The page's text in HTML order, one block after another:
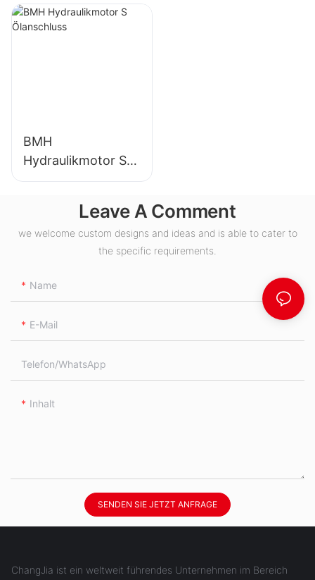
BMH
Hydraulikmotor S
Ölanschluss
Leave A Comment
we welcome custom designs and ideas and is able to cater to
the specific requirements.
Name
E-Mail
Telefon/WhatsApp
Inhalt
SENDEN SIE JETZT ANFRAGE
ChangJia ist ein weltweit führendes Unternehmen im Bereich